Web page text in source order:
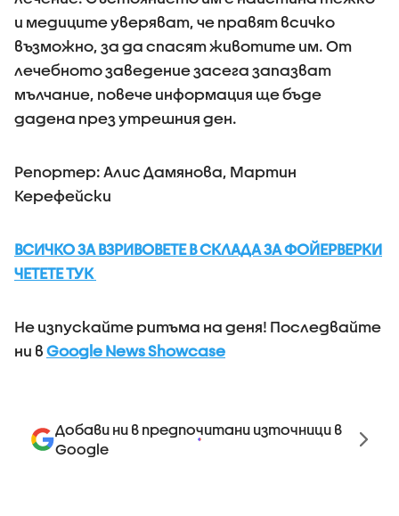
и медиците уверяват, че правят всичко
възможно, за да спасят животите им. От
лечебното заведение засега запазват
мълчание, повече информация ще бъде
дадена през утрешния ден.
Репортер: Алис Дамянова, Мартин
Керефейски
ВСИЧКО ЗА ВЗРИВОВЕТЕ В СКЛАДА ЗА ФОЙЕРВЕРКИ
ЧЕТЕТЕ ТУК
Не изпускайте ритъма на деня! Последвайте
ни в Google News Showcase
Добави ни в предпочитани източници в
Google